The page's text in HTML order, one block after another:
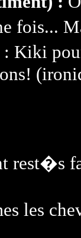
fois...
: Kiki
rest�s
les